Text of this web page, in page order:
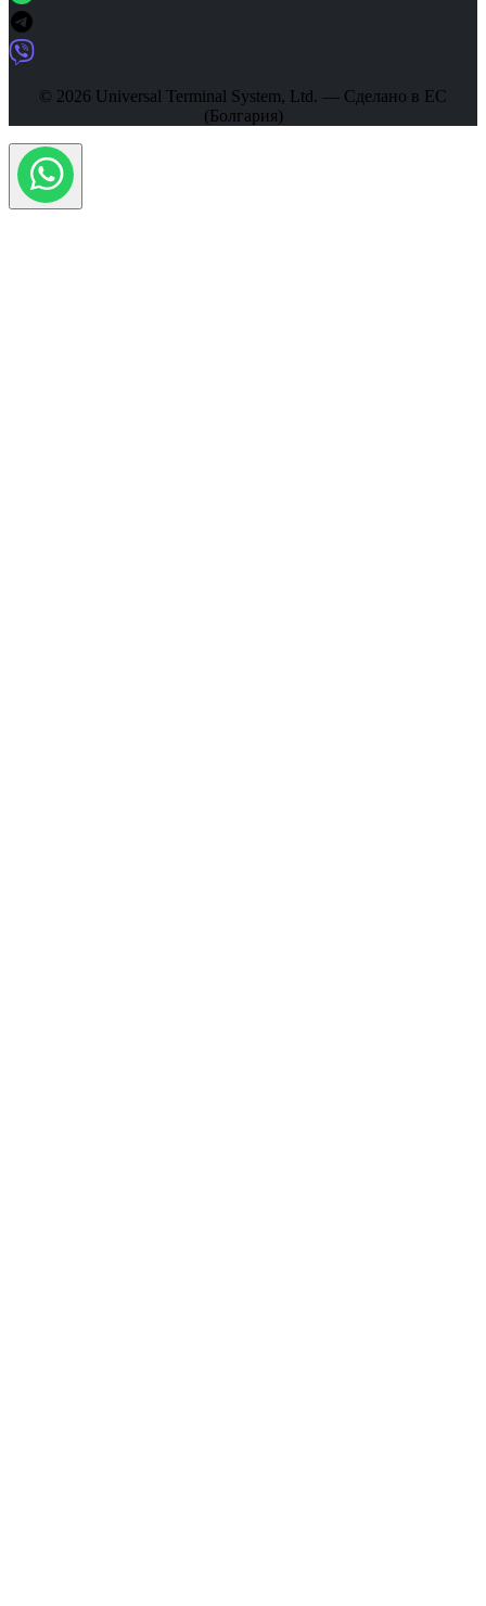
© 2026 Universal Terminal System, Ltd. — Сделано в ЕС
(Болгария)